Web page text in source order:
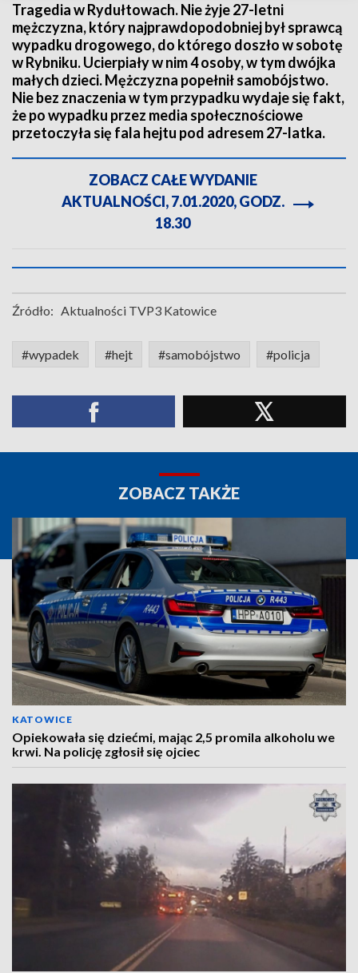
Tragedia w Rydułtowach. Nie żyje 27-letni
mężczyzna, który najprawdopodobniej był sprawcą
wypadku drogowego, do którego doszło w sobotę
w Rybniku. Ucierpiały w nim 4 osoby, w tym dwójka
małych dzieci. Mężczyzna popełnił samobójstwo.
Nie bez znaczenia w tym przypadku wydaje się fakt,
że po wypadku przez media społecznościowe
przetoczyła się fala hejtu pod adresem 27-latka.
ZOBACZ CAŁE WYDANIE
AKTUALNOŚCI, 7.01.2020, GODZ.
18.30
Źródło: Aktualności TVP3 Katowice
#wypadek #hejt #samobójstwo #policja
ZOBACZ TAKŻE
KATOWICE
Opiekowała się dziećmi, mając 2,5 promila alkoholu we
krwi. Na policję zgłosił się ojciec